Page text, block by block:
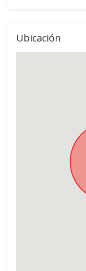
Ubicación